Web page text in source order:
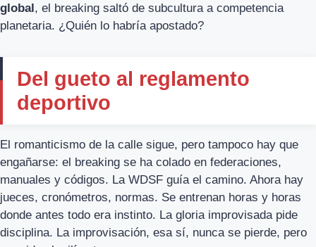
global, el breaking saltó de subcultura a competencia
planetaria. ¿Quién lo habría apostado?
Del gueto al reglamento
deportivo
El romanticismo de la calle sigue, pero tampoco hay que
engañarse: el breaking se ha colado en federaciones,
manuales y códigos. La WDSF guía el camino. Ahora hay
jueces, cronómetros, normas. Se entrenan horas y horas
donde antes todo era instinto. La gloria improvisada pide
disciplina. La improvisación, esa sí, nunca se pierde, pero